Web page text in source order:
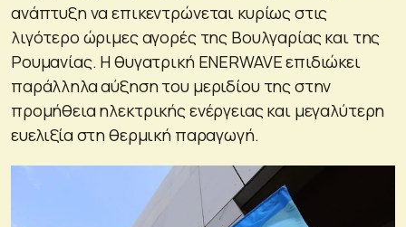
ανάπτυξη να επικεντρώνεται κυρίως στις
λιγότερο ώριμες αγορές της Βουλγαρίας και της
Ρουμανίας. Η θυγατρική ENERWAVE επιδιώκει
παράλληλα αύξηση του μεριδίου της στην
προμήθεια ηλεκτρικής ενέργειας και μεγαλύτερη
ευελιξία στη θερμική παραγωγή.